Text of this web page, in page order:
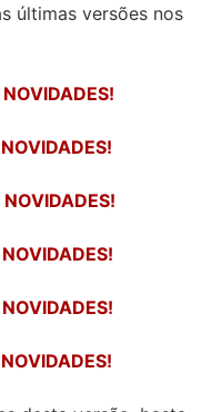
últimas versões nos